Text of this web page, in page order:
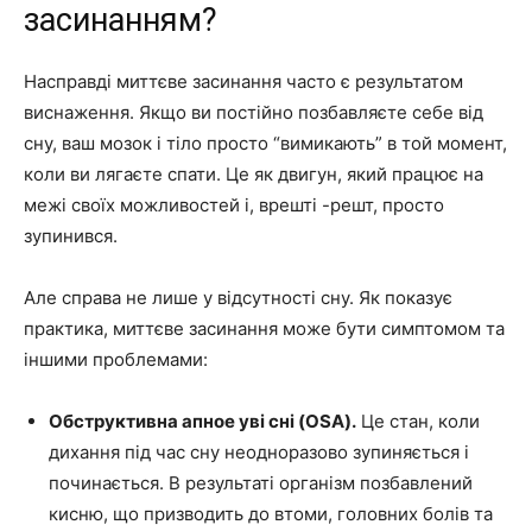
засинанням?
Насправді миттєве засинання часто є результатом
виснаження. Якщо ви постійно позбавляєте себе від
сну, ваш мозок і тіло просто “вимикають” в той момент,
коли ви лягаєте спати. Це як двигун, який працює на
межі своїх можливостей і, врешті -решт, просто
зупинився.
Але справа не лише у відсутності сну. Як показує
практика, миттєве засинання може бути симптомом та
іншими проблемами:
Обструктивна апное уві сні (OSA). Це стан, коли
дихання під час сну неодноразово зупиняється і
починається. В результаті організм позбавлений
кисню, що призводить до втоми, головних болів та